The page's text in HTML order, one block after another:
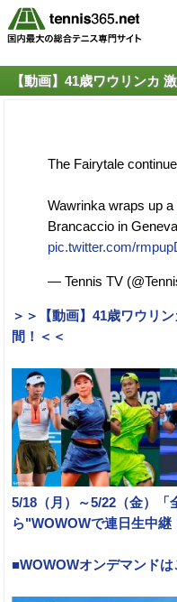
【動画】41歳ワウリンカ
The Fairytale
Wawrinka wraps up
Brancaccio in
pic.twitter.com/
— Tennis TV
＞＞【動画】41歳ワウリ
間！＜＜
5/18（月）～5/22（金）
ら"WOWOWで連日生中継
■WOWOWオンデマンドは